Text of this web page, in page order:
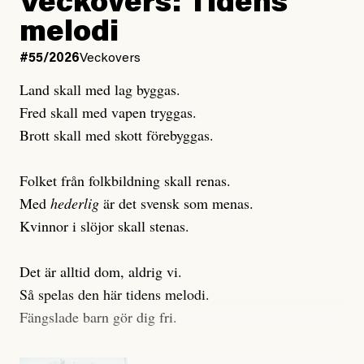
Publicerad6 August, 2026
Uppdaterad6 August, 2026
Publicerad3 August, 2026
Uppdaterad3 August, 2026
melodi
#55/2026Veckovers
Land skall med lag byggas.
Fred skall med vapen tryggas.
Brott skall med skott förebyggas.
Folket från folkbildning skall renas.
Med hederlig är det svensk som menas.
Kvinnor i slöjor skall stenas.
Det är alltid dom, aldrig vi.
Så spelas den här tidens melodi.
Fängslade barn gör dig fri.